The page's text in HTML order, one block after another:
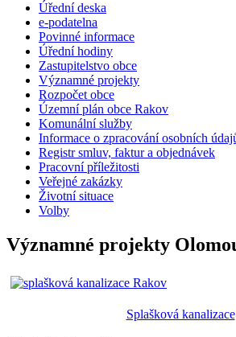
Úřední deska
e-podatelna
Povinné informace
Úřední hodiny
Zastupitelstvo obce
Významné projekty
Rozpočet obce
Územní plán obce Rakov
Komunální služby
Informace o zpracování osobních
Registr smluv, faktur a objednávek
Pracovní příležitosti
Veřejné zakázky
Životní situace
Volby
Významné projekty
Splašková kanalizace